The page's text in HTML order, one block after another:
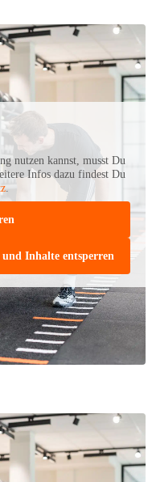
nutzen kannst, musst Du
Infos dazu findest Du
.
Inhalte entsperren